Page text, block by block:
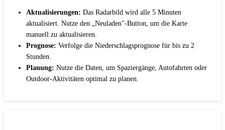
Aktualisierungen: Das Radarbild wird alle 5 Minuten
aktualisiert. Nutze den „Neuladen"-Button, um die Karte
manuell zu aktualisieren.
Prognose: Verfolge die Niederschlagsprognose für bis zu 2
Stunden.
Planung: Nutze die Daten, um Spaziergänge, Autofahrten oder
Outdoor-Aktivitäten optimal zu planen.